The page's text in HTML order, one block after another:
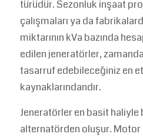
türüdür. Sezonluk inşaat
çalışmaları ya da
miktarının kVa bazında
edilen jeneratörler,
tasarruf edebileceğiniz en
kaynaklarındandır.
Jeneratörler en basit haliyle
alternatörden oluşur.